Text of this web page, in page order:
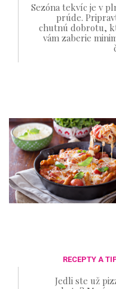
Sezóna tekvíc je v
prúde.
chutnú dobrotu,
vám zaberie
RECEPTY A
Jedli ste už